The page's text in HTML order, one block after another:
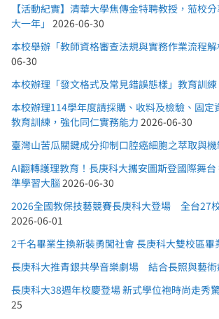
【活動紀實】清華大學焦傳金特聘教授，蒞校
大一年」
2026-06-30
本校舉辦「教師資格審查法規與實務作業流程
06-30
本校辦理「發文格式及常見錯誤態樣」教育訓練
本校辦理114學年度請採購、收料及檢驗、固定
教育訓練，強化同仁實務能力 2026-06-30
臺灣山苦瓜關鍵成分抑制口腔癌細胞之萃取與
AI翻轉護理教育！長庚科大攜安圖斯登國際舞
準學習大腦 2026-06-30
2026全國教保技藝競賽長庚科大登場 全台27
2026-06-01
2千名畢業生換新裝勇闖社會 長庚科大雙校區畢
長庚科大推青銀共學音樂劇場 結合長照與藝術
長庚科大38週年校慶登場 新式學位袍時尚走秀
25